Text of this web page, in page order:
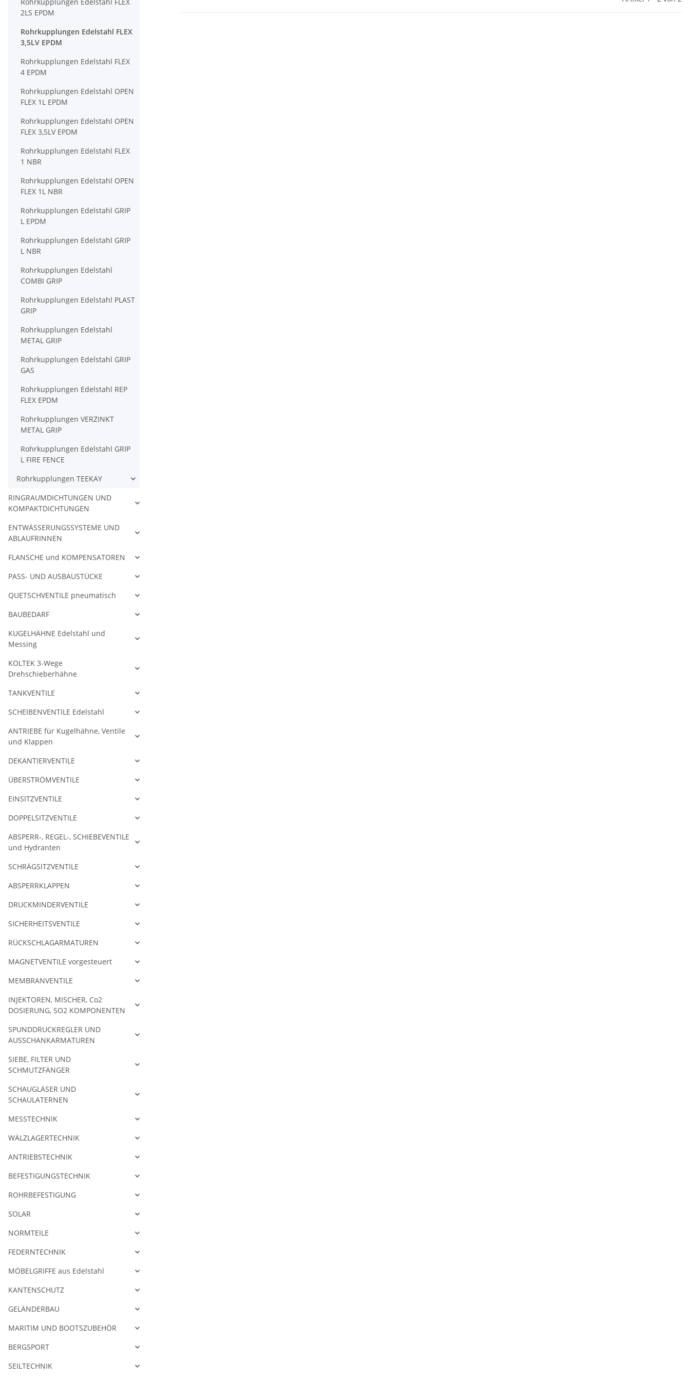
2LS EPDM
Rohrkupplungen Edelstahl FLEX
3,5LV EPDM
Rohrkupplungen Edelstahl FLEX
4 EPDM
Rohrkupplungen Edelstahl OPEN
FLEX 1L EPDM
Rohrkupplungen Edelstahl OPEN
FLEX 3,5LV EPDM
Rohrkupplungen Edelstahl FLEX
1 NBR
Rohrkupplungen Edelstahl OPEN
FLEX 1L NBR
Rohrkupplungen Edelstahl GRIP
L EPDM
Rohrkupplungen Edelstahl GRIP
L NBR
Rohrkupplungen Edelstahl
COMBI GRIP
Rohrkupplungen Edelstahl PLAST
GRIP
Rohrkupplungen Edelstahl
METAL GRIP
Rohrkupplungen Edelstahl GRIP
GAS
Rohrkupplungen Edelstahl REP
FLEX EPDM
Rohrkupplungen VERZINKT
METAL GRIP
Rohrkupplungen Edelstahl GRIP
L FIRE FENCE
Rohrkupplungen TEEKAY
RINGRAUMDICHTUNGEN UND
KOMPAKTDICHTUNGEN
ENTWÄSSERUNGSSYSTEME UND
ABLAUFRINNEN
FLANSCHE und KOMPENSATOREN
PASS- UND AUSBAUSTÜCKE
QUETSCHVENTILE pneumatisch
BAUBEDARF
KUGELHÄHNE Edelstahl und
Messing
KOLTEK 3-Wege
Drehschieberhähne
TANKVENTILE
SCHEIBENVENTILE Edelstahl
ANTRIEBE für Kugelhähne, Ventile
und Klappen
DEKANTIERVENTILE
ÜBERSTRÖMVENTILE
EINSITZVENTILE
DOPPELSITZVENTILE
ABSPERR-, REGEL-, SCHIEBEVENTILE
und Hydranten
SCHRÄGSITZVENTILE
ABSPERRKLAPPEN
DRUCKMINDERVENTILE
SICHERHEITSVENTILE
RÜCKSCHLAGARMATUREN
MAGNETVENTILE vorgesteuert
MEMBRANVENTILE
INJEKTOREN, MISCHER, Co2
DOSIERUNG, SO2 KOMPONENTEN
SPUNDDRUCKREGLER UND
AUSSCHANKARMATUREN
SIEBE, FILTER UND
SCHMUTZFÄNGER
SCHAUGLÄSER UND
SCHAULATERNEN
MESSTECHNIK
WÄLZLAGERTECHNIK
ANTRIEBSTECHNIK
BEFESTIGUNGSTECHNIK
ROHRBEFESTIGUNG
SOLAR
NORMTEILE
FEDERNTECHNIK
MÖBELGRIFFE aus Edelstahl
KANTENSCHUTZ
GELÄNDERBAU
MARITIM UND BOOTSZUBEHÖR
BERGSPORT
SEILTECHNIK